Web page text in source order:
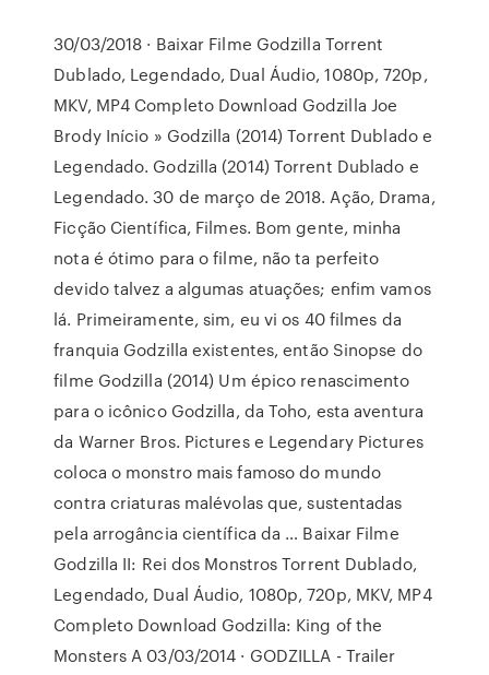
30/03/2018 · Baixar Filme Godzilla Torrent
Dublado, Legendado, Dual Áudio, 1080p, 720p,
MKV, MP4 Completo Download Godzilla Joe
Brody Início » Godzilla (2014) Torrent Dublado e
Legendado. Godzilla (2014) Torrent Dublado e
Legendado. 30 de março de 2018. Ação, Drama,
Ficção Científica, Filmes. Bom gente, minha
nota é ótimo para o filme, não ta perfeito
devido talvez a algumas atuações; enfim vamos
lá. Primeiramente, sim, eu vi os 40 filmes da
franquia Godzilla existentes, então Sinopse do
filme Godzilla (2014) Um épico renascimento
para o icônico Godzilla, da Toho, esta aventura
da Warner Bros. Pictures e Legendary Pictures
coloca o monstro mais famoso do mundo
contra criaturas malévolas que, sustentadas
pela arrogância científica da … Baixar Filme
Godzilla II: Rei dos Monstros Torrent Dublado,
Legendado, Dual Áudio, 1080p, 720p, MKV, MP4
Completo Download Godzilla: King of the
Monsters A 03/03/2014 · GODZILLA - Trailer